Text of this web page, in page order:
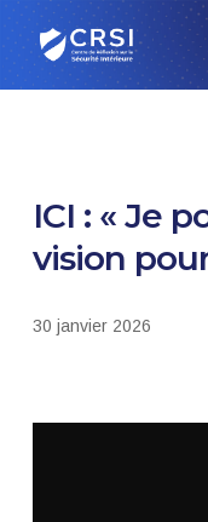
Skip
to
main
ICI : « Je
vision
30 janvier 2026